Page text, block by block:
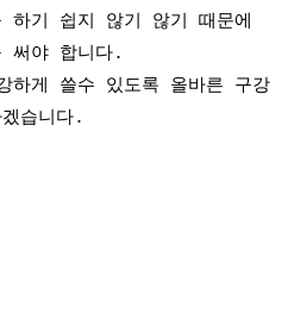
하기 쉽지 않기 않기 때문에
써야 합니다.
하게 쓸수 있도록 올바른 구강
습니다.